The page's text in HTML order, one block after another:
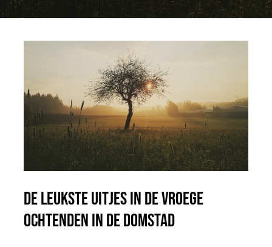
De leukste uitjes in de vroege
ochtenden in de Domstad